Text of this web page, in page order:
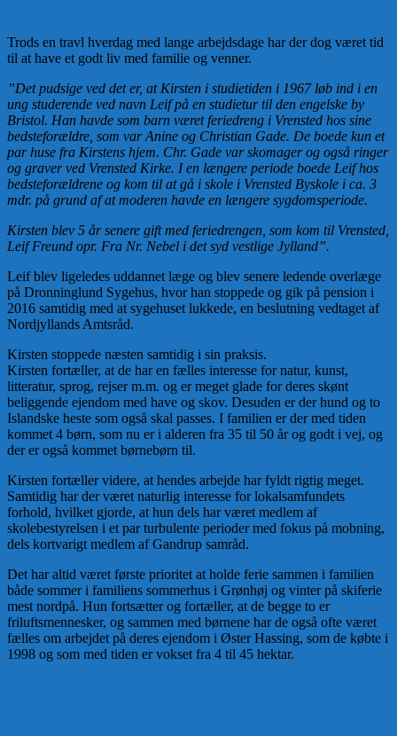
Trods en travl hverdag med lange arbejdsdage har der dog været tid
til at have et godt liv med familie og venner.
”Det pudsige ved det er, at Kirsten i studietiden i 1967 løb ind i en
ung studerende ved navn Leif på en studietur til den engelske by
Bristol. Han havde som barn været feriedreng i Vrensted hos sine
bedsteforældre, som var Anine og Christian Gade. De boede kun et
par huse fra Kirstens hjem. Chr. Gade var skomager og også ringer
og graver ved Vrensted Kirke. I en længere periode boede Leif hos
bedsteforældrene og kom til at gå i skole i Vrensted Byskole i ca. 3
mdr. på grund af at moderen havde en længere sygdomsperiode.
Kirsten blev 5 år senere gift med feriedrengen, som kom til Vrensted,
Leif Freund opr. Fra Nr. Nebel i det syd vestlige Jylland”.
Leif blev ligeledes uddannet læge og blev senere ledende overlæge
på Dronninglund Sygehus, hvor han stoppede og gik på pension i
2016 samtidig med at sygehuset lukkede, en beslutning vedtaget af
Nordjyllands Amtsråd.
Kirsten stoppede næsten samtidig i sin praksis.
Kirsten fortæller, at de har en fælles interesse for natur, kunst,
litteratur, sprog, rejser m.m. og er meget glade for deres skønt
beliggende ejendom med have og skov. Desuden er der hund og to
Islandske heste som også skal passes. I familien er der med tiden
kommet 4 børn, som nu er i alderen fra 35 til 50 år og godt i vej, og
der er også kommet børnebørn til.
Kirsten fortæller videre, at hendes arbejde har fyldt rigtig meget.
Samtidig har der været naturlig interesse for lokalsamfundets
forhold, hvilket gjorde, at hun dels har været medlem af
skolebestyrelsen i et par turbulente perioder med fokus på mobning,
dels kortvarigt medlem af Gandrup samråd.
Det har altid været første prioritet at holde ferie sammen i familien
både sommer i familiens sommerhus i Grønhøj og vinter på skiferie
mest nordpå. Hun fortsætter og fortæller, at de begge to er
friluftsmennesker, og sammen med børnene har de også ofte været
fælles om arbejdet på deres ejendom i Øster Hassing, som de købte i
1998 og som med tiden er vokset fra 4 til 45 hektar.